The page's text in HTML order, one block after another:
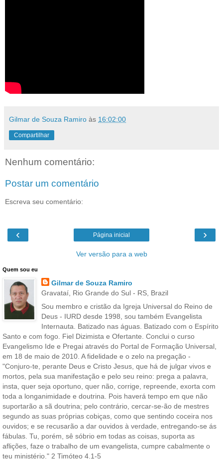
Gilmar de Souza Ramiro às 16:02:00
Compartilhar
Nenhum comentário:
Postar um comentário
Escreva seu comentário:
‹ ›
Página inicial
Ver versão para a web
Quem sou eu
Gilmar de Souza Ramiro
Gravataí, Rio Grande do Sul - RS, Brazil
Sou membro e cristão da Igreja Universal do Reino de
Deus - IURD desde 1998, sou também Evangelista
Internauta. Batizado nas águas. Batizado com o Espírito
Santo e com fogo. Fiel Dizimista e Ofertante. Conclui o curso
Evangelismo Ide e Pregai através do Portal de Formação Universal,
em 18 de maio de 2010. A fidelidade e o zelo na pregação -
"Conjuro-te, perante Deus e Cristo Jesus, que há de julgar vivos e
mortos, pela sua manifestação e pelo seu reino: prega a palavra,
insta, quer seja oportuno, quer não, corrige, repreende, exorta com
toda a longanimidade e doutrina. Pois haverá tempo em que não
suportarão a sã doutrina; pelo contrário, cercar-se-ão de mestres
segundo as suas próprias cobiças, como que sentindo coceira nos
ouvidos; e se recusarão a dar ouvidos à verdade, entregando-se ás
fábulas. Tu, porém, sê sóbrio em todas as coisas, suporta as
aflições, faze o trabalho de um evangelista, cumpre cabalmente o
teu ministério." 2 Timóteo 4.1-5